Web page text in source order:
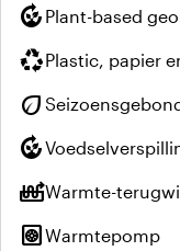
compost Plant-based
recyclingPlastic, papier
eco
compost
heat_pump_balanceWarmte-
heat_pumpWarmtepomp